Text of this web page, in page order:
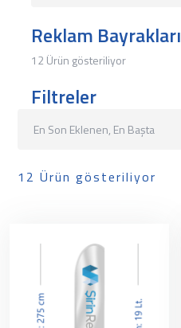
Reklam Bayrakları
12 Ürün gösteriliyor
Filtreler
En Son Eklenen, En Başta
12 Ürün gösteriliyor